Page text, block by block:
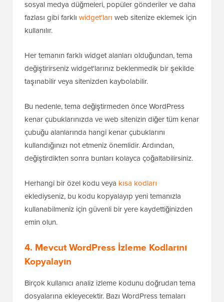
sosyal medya düğmeleri, popüler gönderiler ve daha
fazlası gibi farklı widget'ları web sitenize eklemek için
kullanılır.
Her temanın farklı widget alanları olduğundan, tema
değiştirirseniz widget'larınız beklenmedik bir şekilde
taşınabilir veya sitenizden kaybolabilir.
Bu nedenle, tema değiştirmeden önce WordPress
kenar çubuklarınızda ve web sitenizin diğer tüm kenar
çubuğu alanlarında hangi kenar çubuklarını
kullandığınızı not etmeniz önemlidir. Ardından,
değiştirdikten sonra bunları kolayca çoğaltabilirsiniz.
Herhangi bir özel kodu veya kısa kodları
eklediyseniz, bu kodu kopyalayıp yeni temanızla
kullanabilmeniz için güvenli bir yere kaydettiğinizden
emin olun.
4. Mevcut WordPress İzleme Kodlarını
Kopyalayın
Birçok kullanıcı analiz izleme kodunu doğrudan tema
dosyalarına ekleyecektir. Bazı WordPress temaları